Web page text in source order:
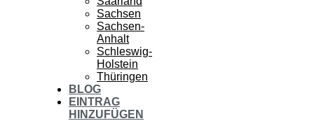
Sachsen
Sachsen-
Anhalt
Schleswig-
Holstein
Thüringen
BLOG
EINTRAG
HINZUFÜGEN